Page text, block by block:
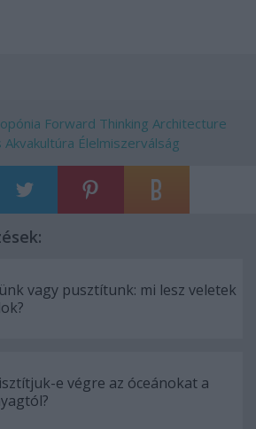
Forward Thinking Architecture
Akvakultúra Élelmiszerválság
vagy pusztítunk: mi lesz veletek
e végre az óceánokat a